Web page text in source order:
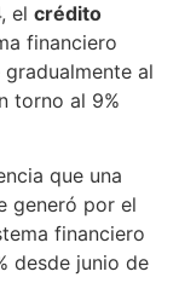
el crédito
financiero
al
torno al 9%
que una
generó por el
financiero
desde junio de